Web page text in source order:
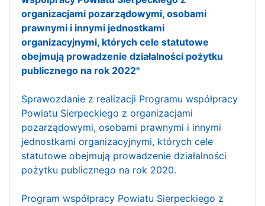
organizacjami pozarządowymi, osobami
prawnymi i innymi jednostkami
organizacyjnymi, których cele statutowe
obejmują prowadzenie działalności pożytku
publicznego na rok 2022"
Sprawozdanie z realizacji Programu współpracy
Powiatu Sierpeckiego z organizacjami
pozarządowymi, osobami prawnymi i innymi
jednostkami organizacyjnymi, których cele
statutowe obejmują prowadzenie działalności
pożytku publicznego na rok 2020.
Program współpracy Powiatu Sierpeckiego z